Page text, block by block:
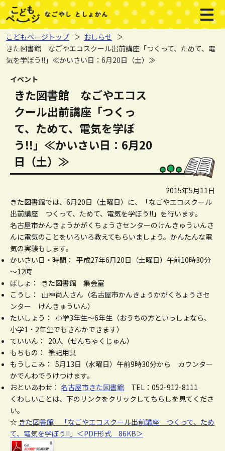
ページの先頭です。
本文へジャンプする。
メニ
こどもページトップ
おしらせ
きた図書館 なごやエコスクール出前講座「つくって、ためて、電
気を学ぼう!!」≪かいさい日：6月20日（土）≫
ここから本文です。
イベント
きた図書館 なごやエコス
クール出前講座「つくっ
て、ためて、電気を学ぼ
う!!」≪かいさい日：6月20
日（土）≫
2015年5月11日
きた図書館では、6月20日（土曜日）に、「なごやエコスクール
出前講座 つくって、ためて、電気を学ぼう!!」を行います。
名古屋市かんきょうかがくちょうさセンターのけんきゅういんさ
んに電気のことをいろいろ教えてもらいましょう。かんたんな電
気の実験もします。
かいさい日・時間： 平成27年6月20日（土曜日）午前10時30分
～12時
ばしょ： きた図書館 集会室
こうし： 山神尚人さん（名古屋市かんきょうかがくちょうさセ
ンター けんきゅういん）
たいしょう： 小学3年生～6年生（おうちの方といっしょなら、
小学1・2年生でもさんかできます）
ていいん： 20人（せんちゃくじゅん）
もちもの： 筆記用具
もうしこみ： 5月13日（水曜日）午前9時30分から カウンター
かでんわでうけつけます。
おといあわせ： 名古屋市きた図書館 TEL：052-912-8111
くわしいことは、下のリンクをクリックしてちらしを見てくださ
い。
☆ きた図書館 「なごやエコスクール出前講座 つくって、ため
て、電気を学ぼう!!」＜PDF形式 86KB＞